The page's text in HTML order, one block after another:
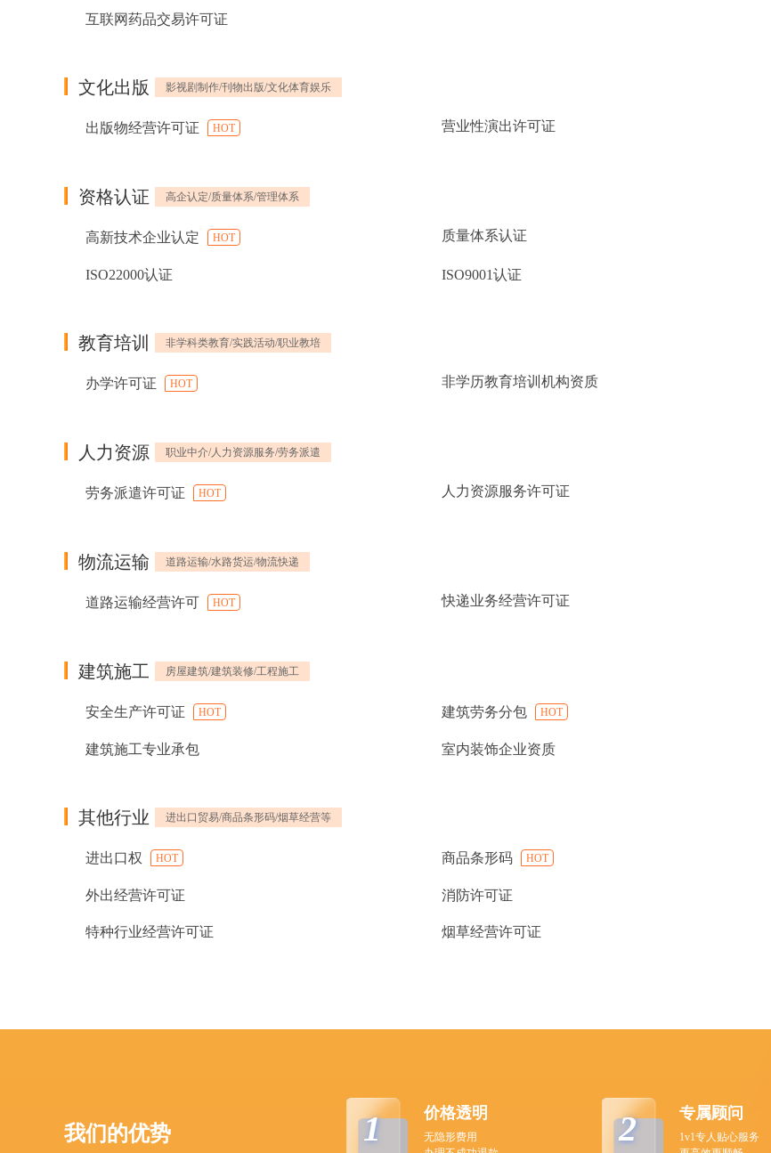
互联网药品交易许可证
文化出版 影视剧制作/刊物出版/文化体育娱乐
出版物经营许可证 HOT 营业性演出许可证
资格认证 高企认定/质量体系/管理体系
高新技术企业认定 HOT 质量体系认证
ISO22000认证 ISO9001认证
教育培训 非学科类教育/实践活动/职业教培
办学许可证 HOT 非学历教育培训机构资质
人力资源 职业中介/人力资源服务/劳务派遣
劳务派遣许可证 HOT 人力资源服务许可证
物流运输 道路运输/水路货运/物流快递
道路运输经营许可 HOT 快递业务经营许可证
建筑施工 房屋建筑/建筑装修/工程施工
安全生产许可证 HOT 建筑劳务分包 HOT
建筑施工专业承包 室内装饰企业资质
其他行业 进出口贸易/商品条形码/烟草经营等
进出口权 HOT 商品条形码 HOT
外出经营许可证 消防许可证
特种行业经营许可证 烟草经营许可证
我们的优势
1 价格透明
无隐形费用
2 专属顾问
1v1专人贴心服务